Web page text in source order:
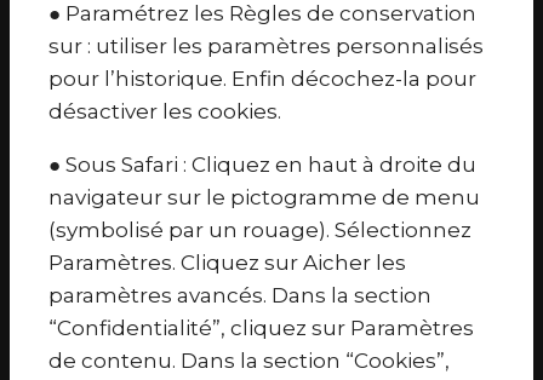
● Paramétrez les Règles de conservation
sur : utiliser les paramètres personnalisés
pour l’historique. Enfin décochez-la pour
désactiver les cookies.
● Sous Safari : Cliquez en haut à droite du
navigateur sur le pictogramme de menu
(symbolisé par un rouage). Sélectionnez
Paramètres. Cliquez sur Aicher les
paramètres avancés. Dans la section
“Confidentialité”, cliquez sur Paramètres
de contenu. Dans la section “Cookies”,